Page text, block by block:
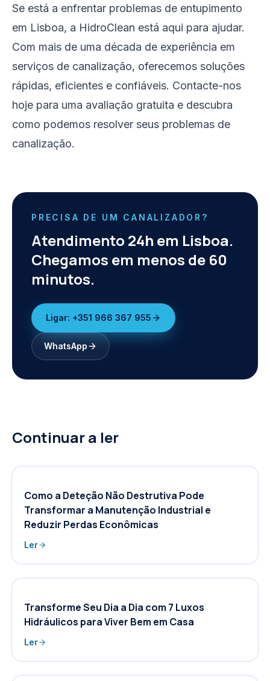
Se está a enfrentar problemas de entupimento
em Lisboa, a HidroClean está aqui para ajudar.
Com mais de uma década de experiência em
serviços de canalização, oferecemos soluções
rápidas, eficientes e confiáveis. Contacte-nos
hoje para uma avaliação gratuita e descubra
como podemos resolver seus problemas de
canalização.
PRECISA DE UM CANALIZADOR?
Atendimento 24h em Lisboa.
Chegamos em menos de 60
minutos.
Ligar: +351 966 367 955
WhatsApp
Continuar a ler
Como a Deteção Não Destrutiva Pode
Transformar a Manutenção Industrial e
Reduzir Perdas Econômicas
Ler
Transforme Seu Dia a Dia com 7 Luxos
Hidráulicos para Viver Bem em Casa
Ler